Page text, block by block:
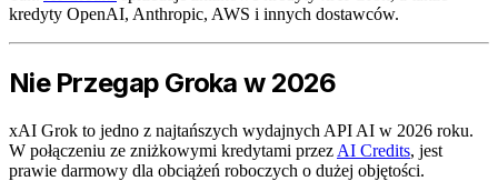
kredyty OpenAI, Anthropic, AWS i innych dostawców.
Nie Przegap Groka w 2026
xAI Grok to jedno z najtańszych wydajnych API AI w 2026 roku.
W połączeniu ze zniżkowymi kredytami przez AI Credits, jest
prawie darmowy dla obciążeń roboczych o dużej objętości.